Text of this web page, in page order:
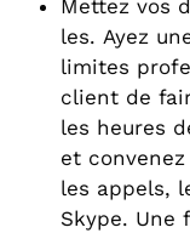
Mettez vos
les. Ayez
limites
client de
les heures
et
les appels,
Skype. Une